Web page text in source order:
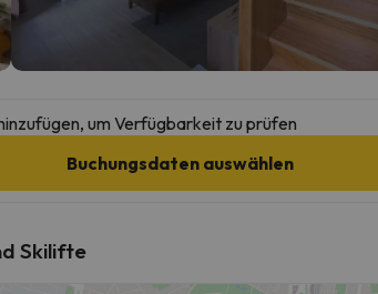
um Verfügbarkeit zu prüfen
Buchungsdaten auswählen
Skilifte